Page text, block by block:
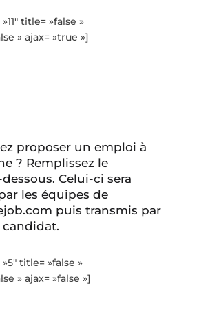
title= »false »
» ajax= »true »]
proposer un emploi à
? Remplissez le
Celui-ci sera
les équipes de
puis transmis par
title= »false »
» ajax= »false »]